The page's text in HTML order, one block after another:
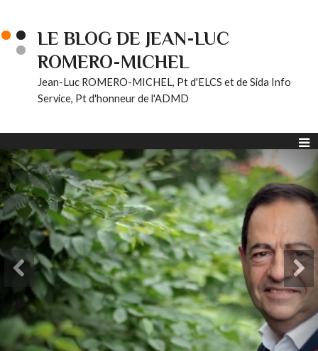
LE BLOG DE JEAN-LUC
ROMERO-MICHEL
Jean-Luc ROMERO-MICHEL, Pt d'ELCS et de Sida Info
Service, Pt d'honneur de l'ADMD